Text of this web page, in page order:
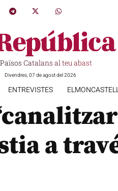
Catalans al teu abast
Divendres, 07 de agost del 2026
ENTREVISTES
a